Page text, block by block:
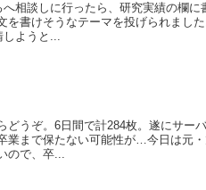
相談しに行ったら、研究実績の欄に
を書けそうなテーマを投げられまし
しようと...
うぞ。6日間で計284枚。遂にサー
まで保たない可能性が…今日は元・
ので、卒...